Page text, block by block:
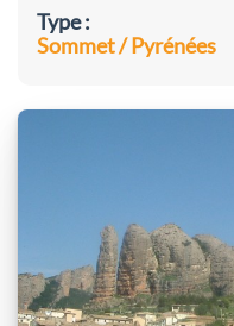
Type :
Sommet / Pyrénées